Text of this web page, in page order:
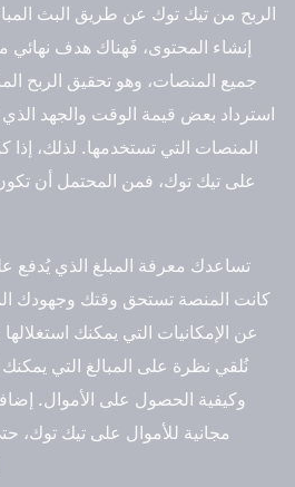
الربح من تيك توك عن طريق البث
إنشاء المحتوى، فَهناك هدف نهائي
جميع المنصات، وهو تحقيق الربح
استرداد بعض قيمة الوقت والجهد
المنصات التي تستخدمها. لذلك، إذا
على تيك توك، فمن المحتمل أن
تساعدك معرفة المبلغ الذي يُدفع
كانت المنصة تستحق وقتك وجهودك
عن الإمكانيات التي يمكنك
نُلقي نظرة على المبالغ التي
وكيفية الحصول على الأموال.
مجانية للأموال على تيك توك،